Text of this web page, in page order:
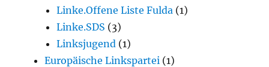
Linke.Offene Liste Fulda (1)
Linke.SDS (3)
Linksjugend (1)
Europäische Linkspartei (1)